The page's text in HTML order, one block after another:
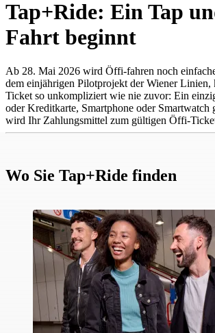
Tap+Ride: Ein Tap
Fahrt beginnt
Ab 28. Mai 2026 wird Öffi-fahren noch
dem einjährigen Pilotprojekt der Wiener Linien,
Ticket so unkompliziert wie nie zuvor: Ein
oder Kreditkarte, Smartphone oder Smartwatch
wird Ihr Zahlungsmittel zum gültigen Öffi-
Wo Sie Tap+Ride finden